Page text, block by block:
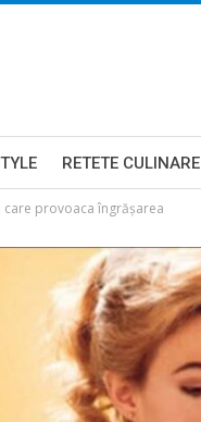
RETETE CULINARE
provoaca îngrășarea